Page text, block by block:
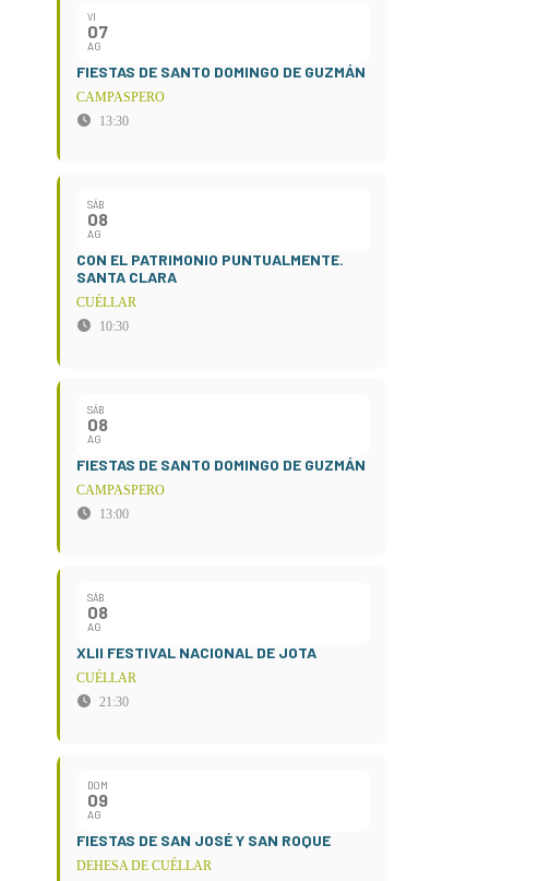
VI
07
AG
FIESTAS DE SANTO DOMINGO DE GUZMÁN
CAMPASPERO
13:30
SÁB
08
AG
CON EL PATRIMONIO PUNTUALMENTE.
SANTA CLARA
CUÉLLAR
10:30
SÁB
08
AG
FIESTAS DE SANTO DOMINGO DE GUZMÁN
CAMPASPERO
13:00
SÁB
08
AG
XLII FESTIVAL NACIONAL DE JOTA
CUÉLLAR
21:30
DOM
09
AG
FIESTAS DE SAN JOSÉ Y SAN ROQUE
DEHESA DE CUÉLLAR